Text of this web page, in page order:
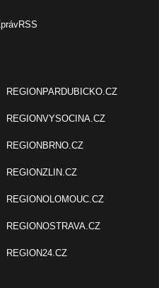
RSS
REGIONPARDUBICKO.CZ
REGIONVYSOCINA.CZ
REGIONBRNO.CZ
REGIONZLIN.CZ
REGIONOLOMOUC.CZ
REGIONOSTRAVA.CZ
REGION24.CZ